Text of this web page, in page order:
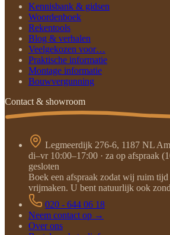
Kennisbank & gidsen
Woordenboek
Rekentools
Blog & verhalen
Veelgekozen voor…
Praktische informatie
Montage informatie
Bouwvergunning
Contact & showroom
Legmeerdijk 276-6, 1187 NL
di–vr 10:00–17:00 · za op afspraak
gesloten
Boek een afspraak zodat wij ruim
vrijmaken. U bent natuurlijk ook
020 - 644 06 18
Neem contact op →
Over ons